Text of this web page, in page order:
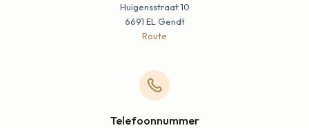
Huigensstraat 10
6691 EL Gendt
Route
Telefoonnummer